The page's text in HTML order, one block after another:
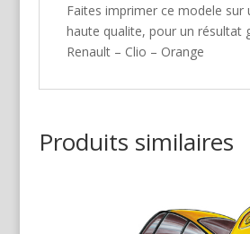
Faites imprimer ce modele sur
haute qualite, pour un résultat
Renault – Clio – Orange
Produits similaires